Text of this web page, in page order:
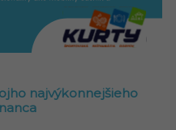
najvýkonnejšieho